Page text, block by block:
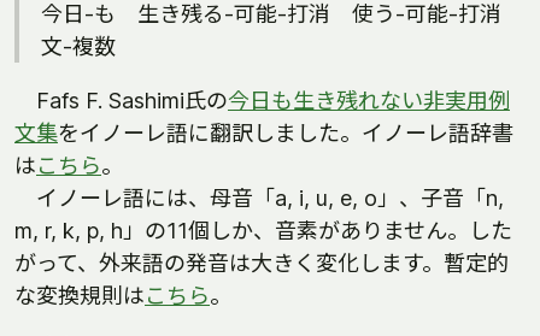
今日-も 生き残る-可能-打消 使う-可能-打消
文-複数
Fafs F. Sashimi氏の今日も生き残れない非実用例
文集をイノーレ語に翻訳しました。イノーレ語辞書
はこちら。
イノーレ語には、母音「a, i, u, e, o」、子音「n,
m, r, k, p, h」の11個しか、音素がありません。した
がって、外来語の発音は大きく変化します。暫定的
な変換規則はこちら。